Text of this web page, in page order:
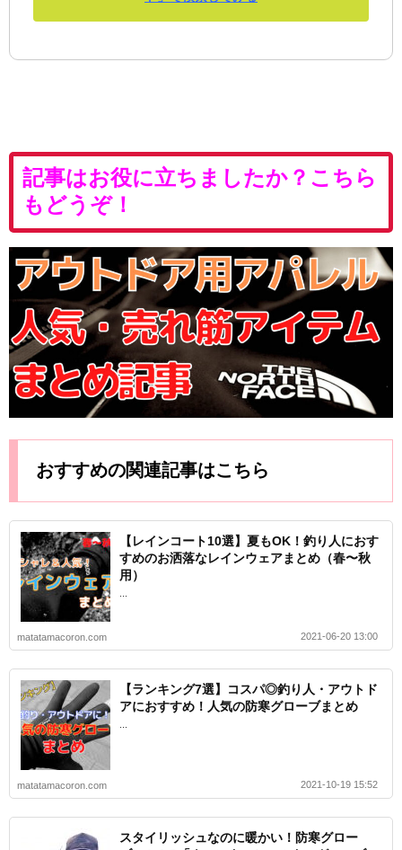
記事はお役に立ちましたか？こちら
もどうぞ！
おすすめの関連記事はこちら
【レインコート10選】夏もOK！釣り人におす
すめのお洒落なレインウェアまとめ（春〜秋
用）
...
matatamacoron.com 2021-06-20 13:00
【ランキング7選】コスパ◎釣り人・アウトド
アにおすすめ！人気の防寒グローブまとめ
...
matatamacoron.com 2021-10-19 15:52
スタイリッシュなのに暖かい！防寒グロー